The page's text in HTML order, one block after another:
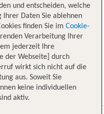
Bewertungen
und entscheiden, welche
Ihrer Daten Sie ablehnen
finden Sie im Cookie-
Verarbeitung Ihrer
jederzeit Ihre
der Webseite] durch
wirkt sich nicht auf die
aus. Soweit Sie
keine individuellen
aktiv.